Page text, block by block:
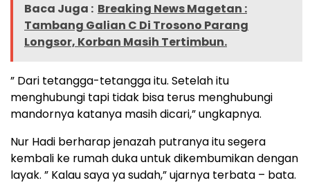
Baca Juga : Breaking News Magetan :
Tambang Galian C Di Trosono Parang
Longsor, Korban Masih Tertimbun.
” Dari tetangga-tetangga itu. Setelah itu
menghubungi tapi tidak bisa terus menghubungi
mandornya katanya masih dicari,” ungkapnya.
Nur Hadi berharap jenazah putranya itu segera
kembali ke rumah duka untuk dikembumikan dengan
layak. ” Kalau saya ya sudah,” ujarnya terbata – bata.